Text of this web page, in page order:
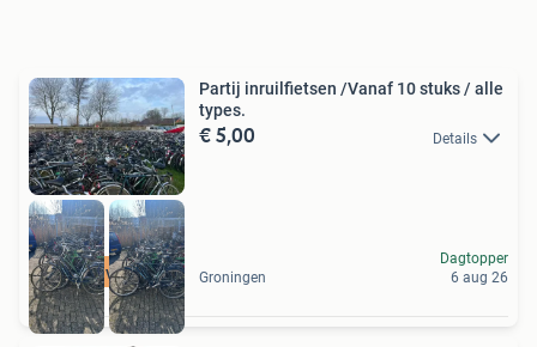
800+ op voorraad
Partij inruilfietsen /Vanaf 10 stuks / alle
types.
€ 5,00 Details
Groningen
Dagtopper
6 aug 26